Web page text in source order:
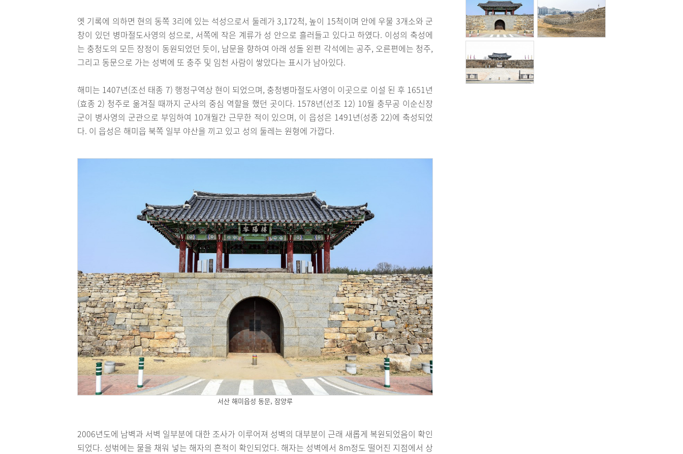
옛 기록에 의하면 현의 동쪽 3리에 있는 석성으로서 둘레가 3,172척, 높이 15척이며 안에 우물 3개소와 군
창이 있던 병마절도사영의 성으로, 서쪽에 작은 계류가 성 안으로 흘러들고 있다고 하였다. 이성의 축성에
는 충청도의 모든 장정이 동원되었던 듯이, 남문을 향하여 아래 성돌 왼편 각석에는 공주, 오른편에는 청주,
그리고 동문으로 가는 성벽에 또 충주 및 임천 사람이 쌓았다는 표시가 남아있다.
해미는 1407년(조선 태종 7) 행정구역상 현이 되었으며, 충청병마절도사영이 이곳으로 이설 된 후 1651년
(효종 2) 청주로 옮겨질 때까지 군사의 중심 역할을 했던 곳이다. 1578년(선조 12) 10월 충무공 이순신장
군이 병사영의 군관으로 부임하여 10개월간 근무한 적이 있으며, 이 읍성은 1491년(성종 22)에 축성되었
다. 이 읍성은 해미읍 북쪽 일부 야산을 끼고 있고 성의 둘레는 원형에 가깝다.
서산 해미읍성 동문, 잠양루
2006년도에 남벽과 서벽 일부분에 대한 조사가 이루어져 성벽의 대부분이 근래 새롭게 복원되었음이 확인
되었다. 성벆에는 물을 채워 넣는 해자의 흔적이 확인되었다. 해자는 성벽에서 8m정도 떨어진 지점에서 상